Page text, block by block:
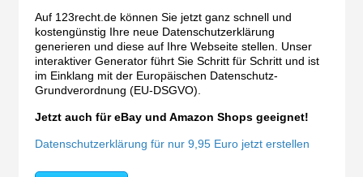
Auf 123recht.de können Sie jetzt ganz schnell und
kostengünstig Ihre neue Datenschutzerklärung
generieren und diese auf Ihre Webseite stellen. Unser
interaktiver Generator führt Sie Schritt für Schritt und ist
im Einklang mit der Europäischen Datenschutz-
Grundverordnung (EU-DSGVO).
Jetzt auch für eBay und Amazon Shops geeignet!
Datenschutzerklärung für nur 9,95 Euro jetzt erstellen